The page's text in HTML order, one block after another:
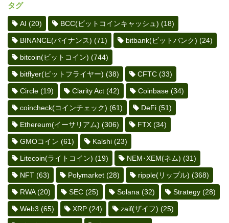
タグ
AI (20) BCC(ビットコインキャッシュ) (18)
BINANCE(バイナンス) (71) bitbank(ビットバンク) (24)
bitcoin(ビットコイン) (744)
bitflyer(ビットフライヤー) (38) CFTC (33)
Circle (19) Clarity Act (42) Coinbase (34)
coincheck(コインチェック) (61) DeFi (51)
Ethereum(イーサリアム) (306) FTX (34)
GMOコイン (61) Kalshi (23)
Litecoin(ライトコイン) (19) NEM･XEM(ネム) (31)
NFT (63) Polymarket (28) ripple(リップル) (368)
RWA(20) SEC (25) Solana (32) Strategy (28)
Web3 (65) XRP (24) zaif(ザイフ) (25)